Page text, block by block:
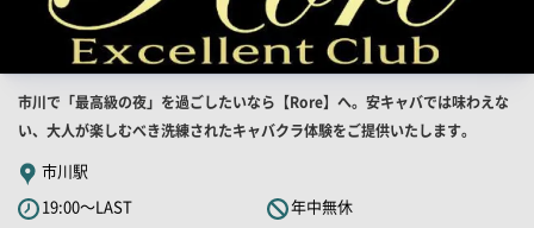
店
舗
PR
キ
ャ
市川で「最高級の夜」を過ごしたいなら【Rore】へ。安キャバでは味わえな
い、大人が楽しむべき洗練されたキャバクラ体験をご提供いたします。
市川駅
19:00～LAST
年中無休